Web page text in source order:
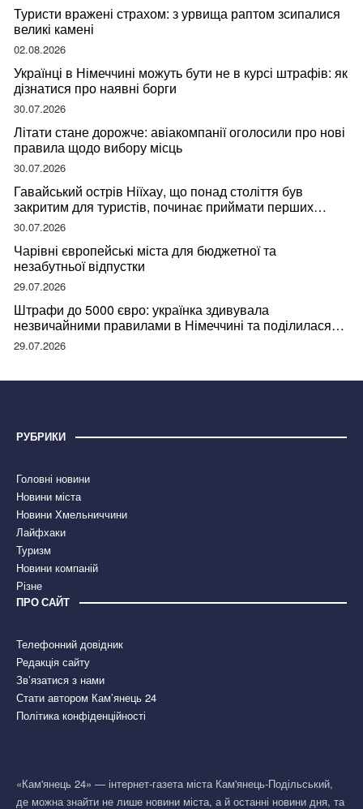
Туристи вражені страхом: з урвища раптом зсипалися
великі камені
02.08.2026
Українці в Німеччині можуть бути не в курсі штрафів: як
дізнатися про наявні борги
30.07.2026
Літати стане дорожче: авіакомпанії оголосили про нові
правила щодо вибору місць
30.07.2026
Гавайський острів Ніїхау, що понад століття був
закритим для туристів, починає приймати перших
відвідувачів
30.07.2026
Чарівні європейські міста для бюджетної та
незабутньої відпустки
29.07.2026
Штрафи до 5000 євро: українка здивувала
незвичайними правилами в Німеччині та поділилася
правдою
29.07.2026
РУБРИКИ
Головні новини
Новини міста
Новини Хмельниччини
Лайфхаки
Туризм
Новини компаній
Різне
ПРО САЙТ
Телефонний довідник
Редакція сайту
Зв’язатися з нами
Стати автором Кам’янець 24
Політика конфіденційності
«Кам'янець 24» — інтернет-газета міста Кам'янець-Подільський,
де можна знайти не лише новини міста, а й останні новини дня, та